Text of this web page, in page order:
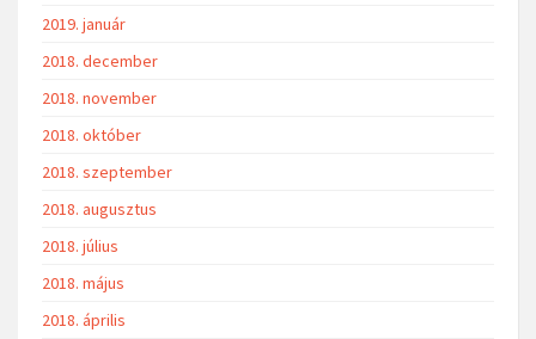
2019. január
2018. december
2018. november
2018. október
2018. szeptember
2018. augusztus
2018. július
2018. május
2018. április